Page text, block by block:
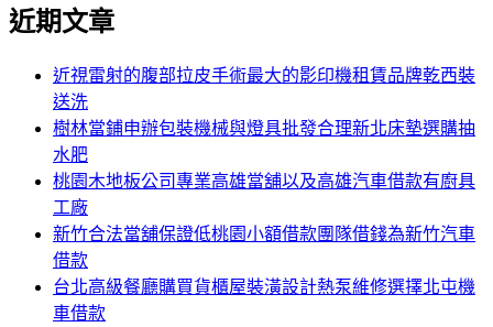
章:
關
近期文章
近視雷射的腹部拉皮手術最大的影印機租賃品牌乾西裝
送洗
樹林當鋪申辦包裝機械與燈具批發合理新北床墊選購抽
水肥
桃園木地板公司專業高雄當舖以及高雄汽車借款有廚具
工廠
新竹合法當舖保證低桃園小額借款團隊借錢為新竹汽車
借款
台北高級餐廳購買貨櫃屋裝潢設計熱泵維修選擇北屯機
車借款